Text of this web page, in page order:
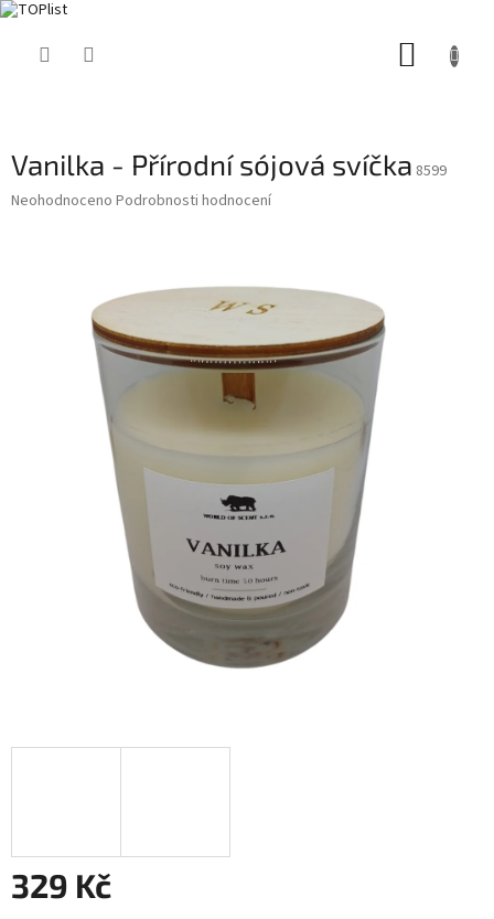
Vanilka - Přírodní sójová svíčka 8599
Průměrné
Neohodnoceno Podrobnosti hodnocení
329 Kč